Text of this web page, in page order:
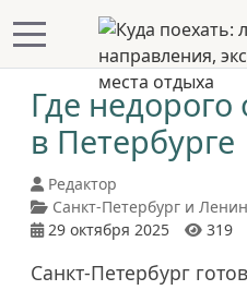
Mobile Menu Toggle
Где недорого
в Петербурге
Редактор
Санкт-Петербург и
29 октября 2025
319
Санкт-Петербург